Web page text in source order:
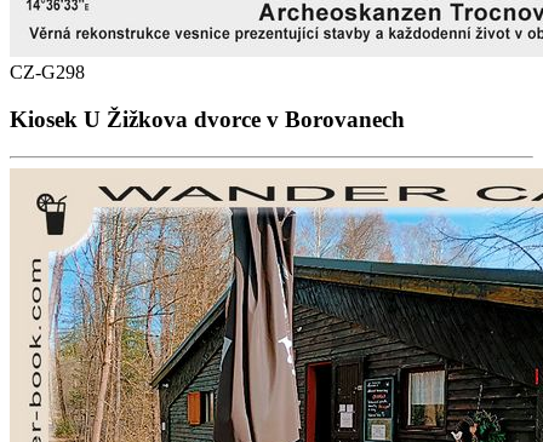
CZ-G298
Kiosek U Žižkova dvorce v Borovanech